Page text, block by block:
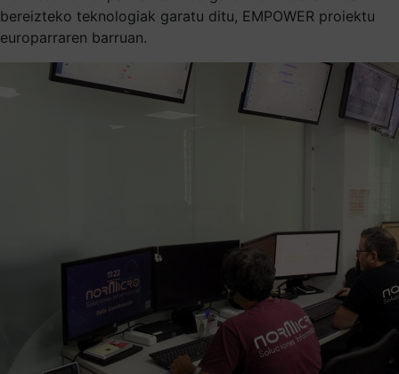
bereizteko teknologiak garatu ditu, EMPOWER proiektu
europarraren barruan.